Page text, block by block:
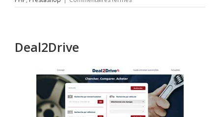
Drip
Deal2Drive